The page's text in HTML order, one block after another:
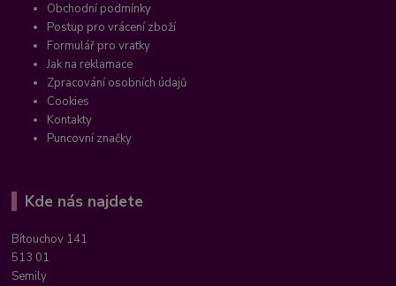
Obchodní podmínky
Postup pro vrácení zboží
Formulář pro vratky
Jak na reklamace
Zpracování osobních údajů
Cookies
Kontakty
Puncovní značky
Kde nás najdete
Bítouchov 141
513 01
Semily